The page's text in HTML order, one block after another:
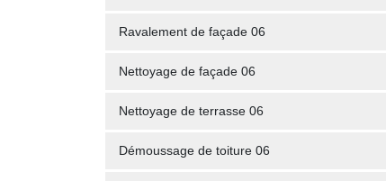
Ravalement de façade 06
Nettoyage de façade 06
Nettoyage de terrasse 06
Démoussage de toiture 06